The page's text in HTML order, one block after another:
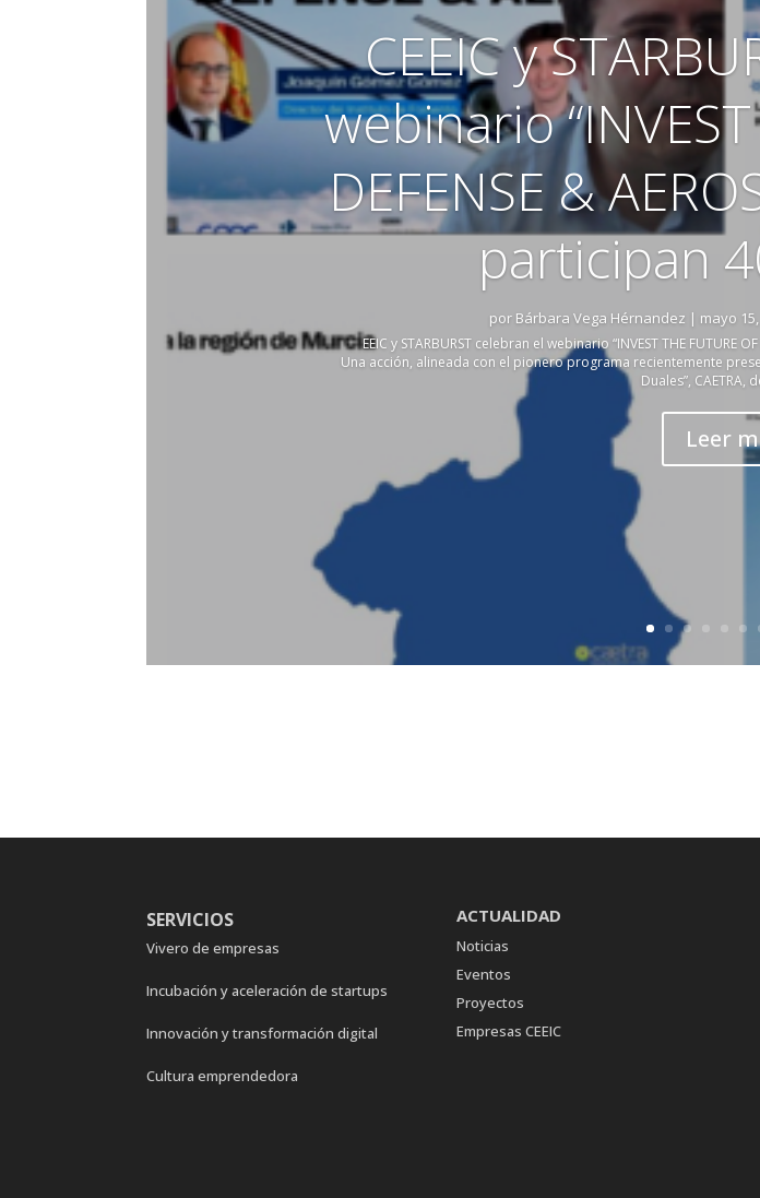
CEEIC y
webinario
DEFENSE &
participan
por Bárbara Vega Hérnandez | mayo
EEIC y STARBURST celebran el webinario “INVEST THE FUTURE
Una acción, alineada con el pionero programa recientemente
Duales”, CAETRA,
Leer
SERVICIOS
Vivero de empresas
Incubación y aceleración de startups
Innovación y transformación digital
Cultura emprendedora
ACTUALIDAD
Noticias
Eventos
Proyectos
Empresas CEEIC